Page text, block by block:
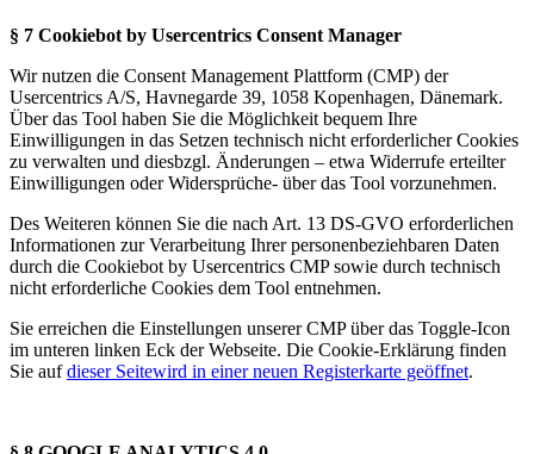
§ 7 Cookiebot by Usercentrics Consent Manager
Wir nutzen die Consent Management Plattform (CMP) der
Usercentrics A/S, Havnegarde 39, 1058 Kopenhagen, Dänemark.
Über das Tool haben Sie die Möglichkeit bequem Ihre
Einwilligungen in das Setzen technisch nicht erforderlicher Cookies
zu verwalten und diesbzgl. Änderungen – etwa Widerrufe erteilter
Einwilligungen oder Widersprüche- über das Tool vorzunehmen.
Des Weiteren können Sie die nach Art. 13 DS-GVO erforderlichen
Informationen zur Verarbeitung Ihrer personenbeziehbaren Daten
durch die Cookiebot by Usercentrics CMP sowie durch technisch
nicht erforderliche Cookies dem Tool entnehmen.
Sie erreichen die Einstellungen unserer CMP über das Toggle-Icon
im unteren linken Eck der Webseite. Die Cookie-Erklärung finden
Sie aufdieser Seitewird in einer neuen Registerkarte geöffnet.